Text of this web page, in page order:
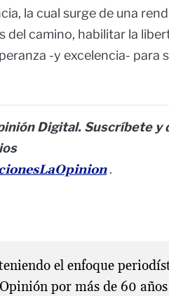
la cual surge de una
del camino, habilitar la
-y excelencia- para
Digital. Suscríbete
.
el enfoque
por más de 60 años